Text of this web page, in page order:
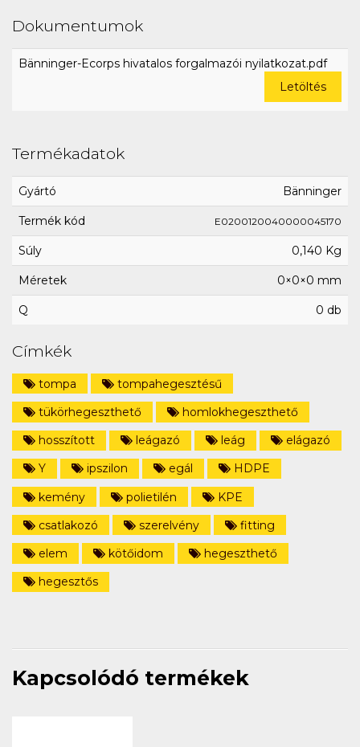
Dokumentumok
Bänninger-Ecorps hivatalos forgalmazói nyilatkozat.pdf
Letöltés
Termékadatok
Gyártó Bänninger
Termék kód E0200120040000045170
Súly 0,140 Kg
Méretek 0×0×0 mm
Q 0 db
Címkék
tompa
tompahegesztésű
tükörhegeszthető
homlokhegeszthető
hosszított
leágazó leág
elágazó
Y
ipszilon egál
HDPE
kemény
polietilén
KPE
csatlakozó
szerelvény
fitting
elem
kötőidom
hegeszthető
hegesztős
Kapcsolódó termékek